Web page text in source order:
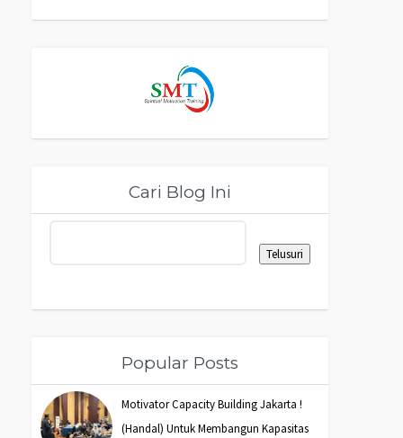
Cari Blog Ini
Popular Posts
Motivator Capacity Building Jakarta !
(Handal) Untuk Membangun Kapasitas